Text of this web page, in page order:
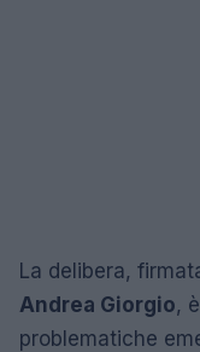
La delibera,
Andrea Giorgio,
problematiche